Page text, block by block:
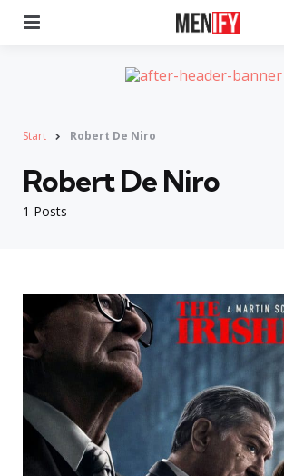
Start Robert De Niro
1 Posts
Robert De Niro